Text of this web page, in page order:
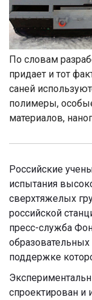
По словам
придает и тот
саней
полимеры,
материалов,
Российские
испытания
сверхтяжелых
российской
пресс-служба
поддержке
спроектирован и